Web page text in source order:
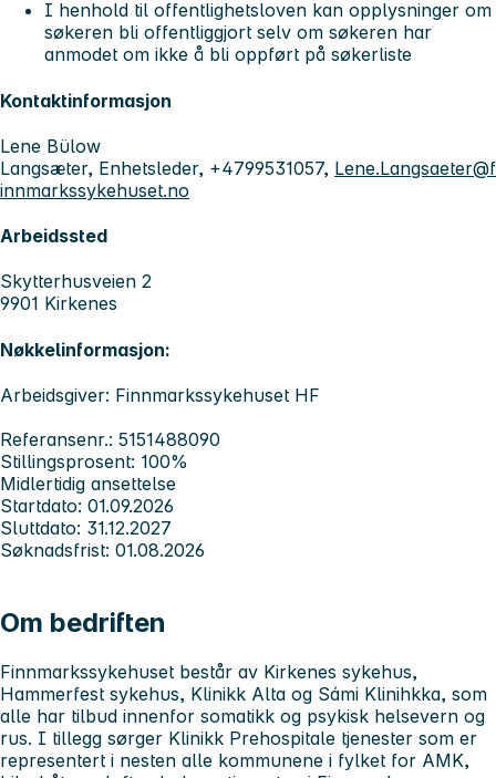
I henhold til offentlighetsloven kan opplysninger om
søkeren bli offentliggjort selv om søkeren har
anmodet om ikke å bli oppført på søkerliste
Kontaktinformasjon
Lene Bülow
Langsæter, Enhetsleder, +4799531057, Lene.Langsaeter@f
innmarkssykehuset.no
Arbeidssted
Skytterhusveien 2
9901 Kirkenes
Nøkkelinformasjon:
Arbeidsgiver: Finnmarkssykehuset HF
Referansenr.: 5151488090
Stillingsprosent: 100%
Midlertidig ansettelse
Startdato: 01.09.2026
Sluttdato: 31.12.2027
Søknadsfrist: 01.08.2026
Om bedriften
Finnmarkssykehuset består av Kirkenes sykehus,
Hammerfest sykehus, Klinikk Alta og Sámi Klinihkka, som
alle har tilbud innenfor somatikk og psykisk helsevern og
rus. I tillegg sørger Klinikk Prehospitale tjenester som er
representert i nesten alle kommunene i fylket for AMK,